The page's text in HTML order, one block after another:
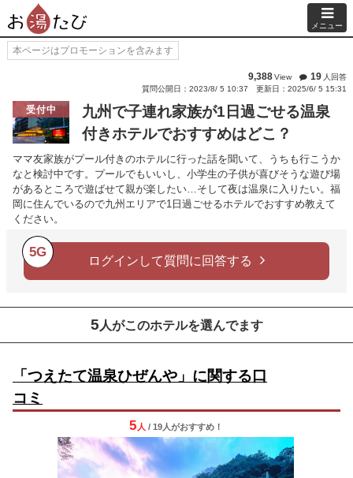
メニュー
本ページはプロモーションを含みます
9,388View 19 人回答
質問公開日：2023/8/ 5 10:37
更新日：2025/6/ 5 15:31
受付中
九州で子連れ家族が1日過ごせる温泉
付きホテルでおすすめはどこ？
ママ友家族がプール付きのホテルに行った話を聞いて、うちも行こうか
なと検討中です。プールでもいいし、小学生の子供が喜びそうな遊び場
があるところで遊ばせて親が楽したい…そして夜は温泉に入りたい。福
岡に住んでいるので九州エリアで1日過ごせるホテルでおすすめ教えて
ください。
5G
ログインして質問に回答する
5 人がこのホテルを選んでます
「つえたて温泉ひぜんや」に関する口
コミ
5 人 / 19人がおすすめ！